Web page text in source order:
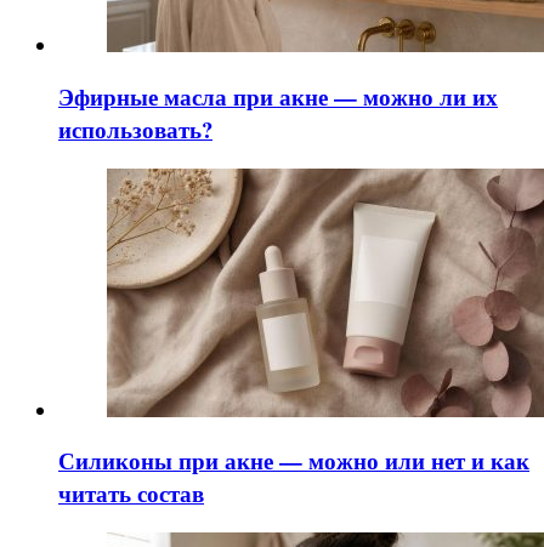
Эфирные масла при акне — можно ли их
использовать?
Силиконы при акне — можно или нет и как
читать состав